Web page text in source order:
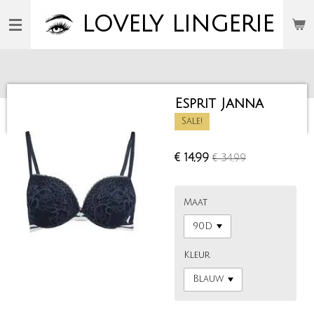
direct
LOVELY LINGERIE
Esprit Janna
Sale!
€ 14,99 € 34,99
Maat
Kleur